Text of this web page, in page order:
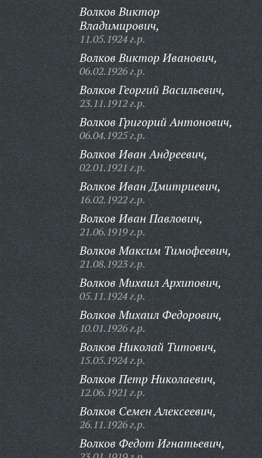
Волков Виктор
Владимирович,
11.05.1924 г.р.
Волков Виктор Иванович,
06.02.1926 г.р.
Волков Георгий Васильевич,
23.11.1912 г.р.
Волков Григорий Антонович,
06.04.1925 г.р.
Волков Иван Андреевич,
02.01.1921 г.р.
Волков Иван Дмитриевич,
16.02.1922 г.р.
Волков Иван Павлович,
21.06.1919 г.р.
Волков Максим Тимофеевич,
21.08.1923 г.р.
Волков Михаил Архипович,
05.11.1924 г.р.
Волков Михаил Федорович,
10.01.1926 г.р.
Волков Николай Титович,
15.05.1924 г.р.
Волков Петр Николаевич,
12.06.1921 г.р.
Волков Семен Алексеевич,
26.11.1926 г.р.
Волков Федот Игнатьевич,